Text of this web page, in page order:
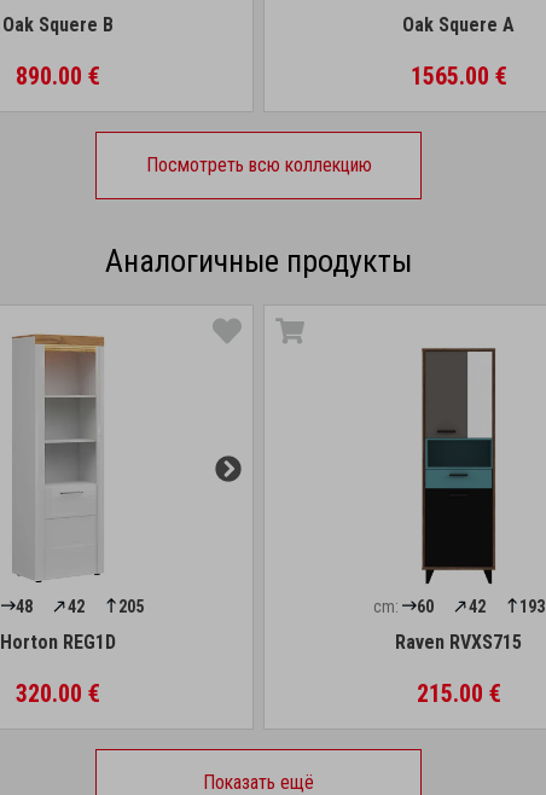
Oak Squere B
890.00 €
Oak Squere A
1565.00 €
Посмотреть всю коллекцию
Аналогичные продукты
48 42 205
Horton REG1D
320.00 €
cm: 60 42 193
Raven RVXS715
215.00 €
Показать ещё